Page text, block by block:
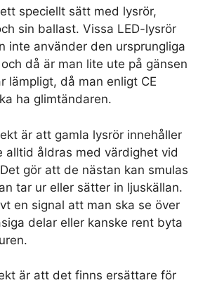
speciellt sätt med lysrör,
sin ballast. Vissa LED-lysrör
inte använder den ursprungliga
då är man lite ute på gänsen
lämpligt, då man enligt CE
ha glimtändaren.
är att gamla lysrör innehåller
alltid åldras med värdighet vid
gör att de nästan kan smulas
tar ur eller sätter in ljuskällan.
en signal att man ska se över
delar eller kanske rent byta
är att det finns ersättare för